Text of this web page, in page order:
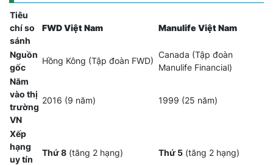
Tiêu
chí so
sánh
FWD Việt Nam Manulife Việt Nam
Nguồn
gốc
Hồng Kông (Tập đoàn FWD)
Canada (Tập đoàn
Manulife Financial)
Năm
vào thị
trường
VN
2016 (9 năm) 1999 (25 năm)
Xếp
hạng
uy tín
Thứ 8 (tăng 2 hạng) Thứ 5 (tăng 2 hạng)